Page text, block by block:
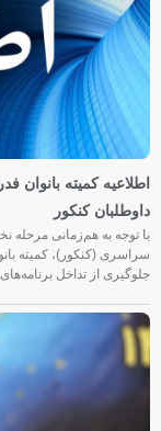
اطلاعیه کمیته بانوان
داوطلبان کنکور
با توجه به هم‌زمانی مرحله
سراسری (کنکور)، کمیته
جلوگیری از تداخل برنامه‌های